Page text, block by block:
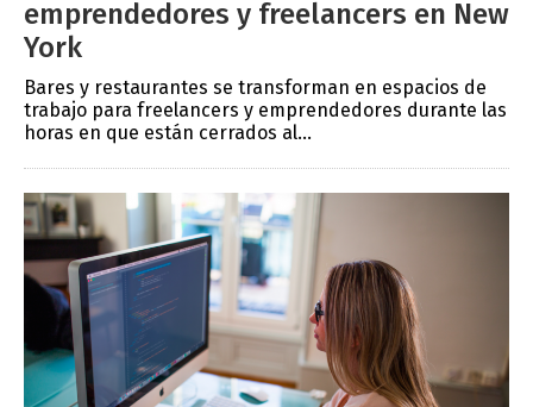
emprendedores y freelancers en New
York
Bares y restaurantes se transforman en espacios de
trabajo para freelancers y emprendedores durante las
horas en que están cerrados al...